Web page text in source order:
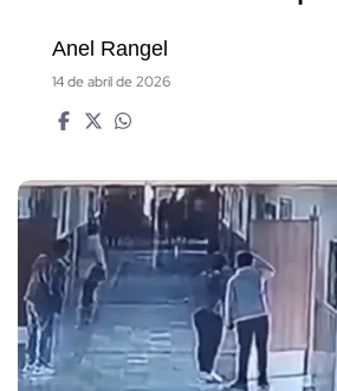
Anel Rangel
14 de abril de 2026